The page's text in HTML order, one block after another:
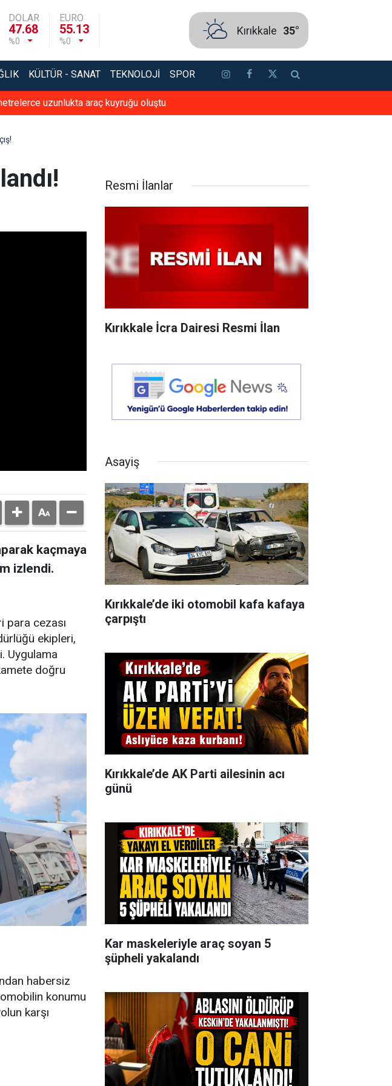
DOLAR
47.68
%0
EURO
55.13
%0
Kırıkkale 35°
KÜLTÜR - SANAT TEKNOLOJI SPOR
uzunlukta araç kuyruğu oluştu
kaçmaya
izlendi.
para cezası
ekipleri,
Uygulama
doğru
habersiz
konumu
karşı
Resmi İlanlar
Kırıkkale İcra Dairesi Resmi İlan
Asayiş
Kırıkkale’de iki otomobil kafa kafaya
çarpıştı
Kırıkkale’de AK Parti ailesinin acı
günü
Kar maskeleriyle araç soyan 5
şüpheli yakalandı